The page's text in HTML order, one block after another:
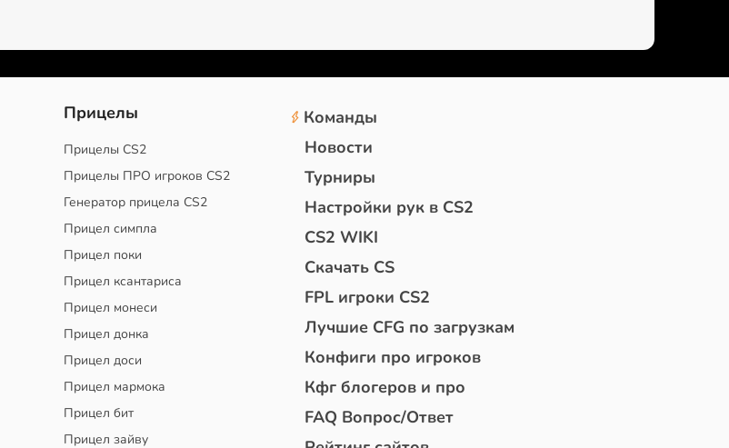
Прицелы
Прицелы CS2
Прицелы ПРО игроков CS2
Генератор прицела CS2
Прицел симпла
Прицел поки
Прицел ксантариса
Прицел монеси
Прицел донка
Прицел доси
Прицел мармока
Прицел бит
Прицел зайву
Команды
Новости
Турниры
Настройки рук в CS2
CS2 WIKI
Скачать CS
FPL игроки CS2
Лучшие CFG по загрузкам
Конфиги про игроков
Кфг блогеров и про
FAQ Вопрос/Ответ